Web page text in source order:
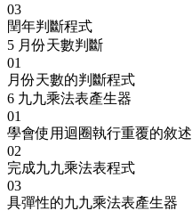
03
閏年判斷程式
5 月份天數判斷
01
月份天數的判斷程式
6 九九乘法表產生器
01
學會使用迴圈執行重覆的敘述
02
完成九九乘法表程式
03
具彈性的九九乘法表產生器